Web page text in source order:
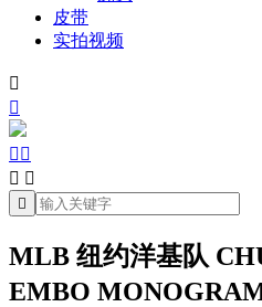
皮带
实拍视频


 
 

MLB 纽约洋基队
EMBO